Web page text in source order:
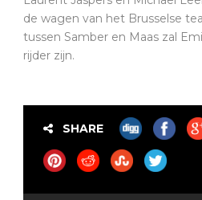
de wagen van het Brusselse
tussen Samber en Maas zal
rijder zijn.
SHARE